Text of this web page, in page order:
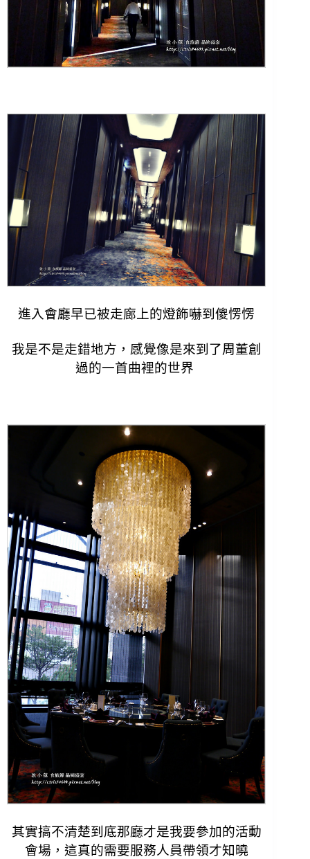
進入會廳早已被走廊上的燈飾嚇到傻愣愣
我是不是走錯地方，感覺像是來到了周董創
過的一首曲裡的世界
其實搞不清楚到底那廳才是我要參加的活動
會場， 這真的需要服務人員帶領才知曉